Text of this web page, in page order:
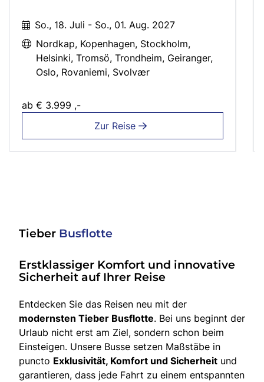
So., 18. Juli - So., 01. Aug. 2027
Nordkap Kopenhagen Stockholm
Helsinki Tromsö Trondheim Geiranger
Oslo Rovaniemi Svolvær
ab € 3.999 ,-
Zur Reise
Tieber Busflotte
Erstklassiger Komfort und innovative
Sicherheit auf Ihrer Reise
Entdecken Sie das Reisen neu mit der
modernsten Tieber Busflotte. Bei uns beginnt der
Urlaub nicht erst am Ziel, sondern schon beim
Einsteigen. Unsere Busse setzen Maßstäbe in
puncto Exklusivität, Komfort und Sicherheit und
garantieren, dass jede Fahrt zu einem entspannten